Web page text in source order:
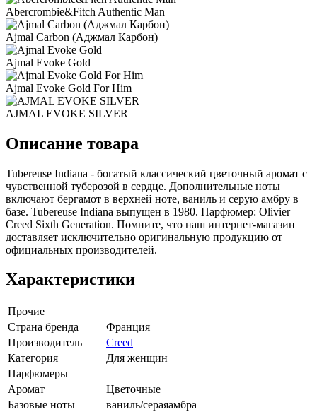
Abercrombie&Fitch Authentic Man
Ajmal Carbon (Аджмал Карбон)
Ajmal Evoke Gold
Ajmal Evoke Gold For Him
AJMAL EVOKE SILVER
Описание товара
Tubereuse Indiana - богатый классический цветочный аромат с
чувственной туберозой в сердце. Дополнительные ноты
включают бергамот в верхней ноте, ваниль и серую амбру в
базе. Tubereuse Indiana выпущен в 1980. Парфюмер: Olivier
Creed Sixth Generation. Помните, что наш интернет-магазин
доставляет исключительно оригинальную продукцию от
официальных производителей.
Характеристики
Прочие
Страна бренда
Франция
Производитель
Creed
Категория
Для женщин
Парфюмеры
Аромат
Цветочные
Базовые ноты
ваниль/сераяамбра